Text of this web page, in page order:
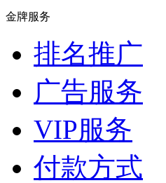
金牌服务
排名推广
广告服务
VIP服务
付款方式